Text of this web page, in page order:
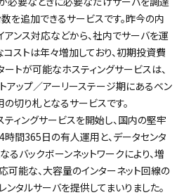
を追加できるサービスです。昨今の内
ンス対応などから、社内でサーバを運
ストは年々増加しており、初期投資費
トが可能なホスティングサービスは、
アップ／アーリーステージ期にあるベン
切り札となるサービスです。
ィングサービスを開始し、国内の堅牢
時間365日の有人運用と、データセンタ
バックボーンネットワークにより、増
可能な、大容量のインターネット回線の
タルサーバを提供してまいりました。